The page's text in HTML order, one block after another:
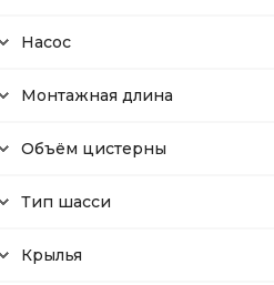
Насос
Монтажная длина
Объём цистерны
Тип шасси
Крылья